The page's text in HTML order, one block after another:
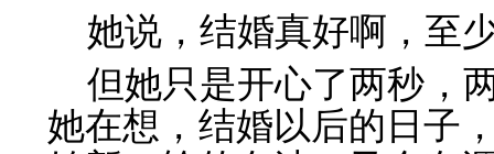
她说，结婚真好啊，至
但她只是开心了两秒，
她在想，结婚以后的日子